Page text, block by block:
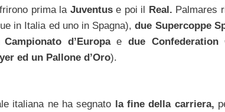
prima la Juventuse poi il Real. Palmares
in Italia ed uno in Spagna),due Supercoppe
Campionato d’Europaedue Confederation
ed un Pallone d’Oro).
italiana ne ha segnato la fine della carriera,